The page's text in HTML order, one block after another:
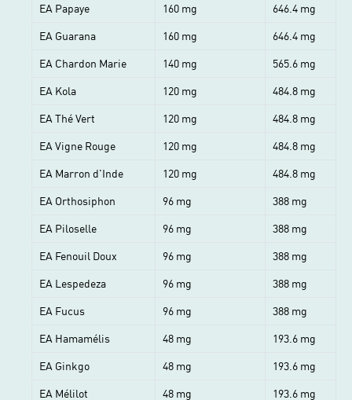
EA Papaye
160 mg
646.4 mg
EA Guarana
160 mg
646.4 mg
EA Chardon Marie
140 mg
565.6 mg
EA Kola
120 mg
484.8 mg
EA Thé Vert
120 mg
484.8 mg
EA Vigne Rouge
120 mg
484.8 mg
EA Marron d'Inde
120 mg
484.8 mg
EA Orthosiphon
96 mg
388 mg
EA Piloselle
96 mg
388 mg
EA Fenouil Doux
96 mg
388 mg
EA Lespedeza
96 mg
388 mg
EA Fucus
96 mg
388 mg
EA Hamamélis
48 mg
193.6 mg
EA Ginkgo
48 mg
193.6 mg
EA Mélilot
48 mg 193.6 mg